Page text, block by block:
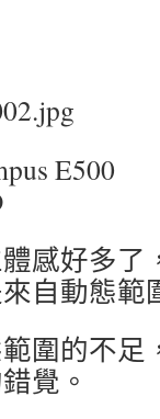
感好多了
自動態範
圍的不足
覺。